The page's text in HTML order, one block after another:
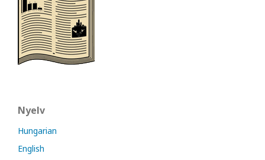
Nyelv
Hungarian
English